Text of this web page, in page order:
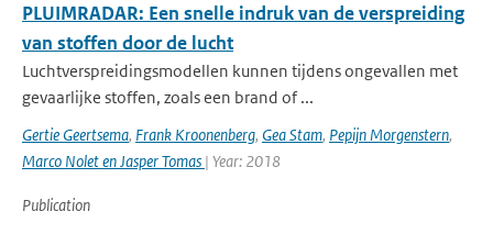
PLUIMRADAR: Een snelle indruk van de verspreiding
van stoffen door de lucht
Luchtverspreidingsmodellen kunnen tijdens ongevallen met
gevaarlijke stoffen, zoals een brand of ...
Gertie Geertsema, Frank Kroonenberg, Gea Stam, Pepijn Morgenstern,
Marco Nolet en Jasper Tomas | Year: 2018
Publication